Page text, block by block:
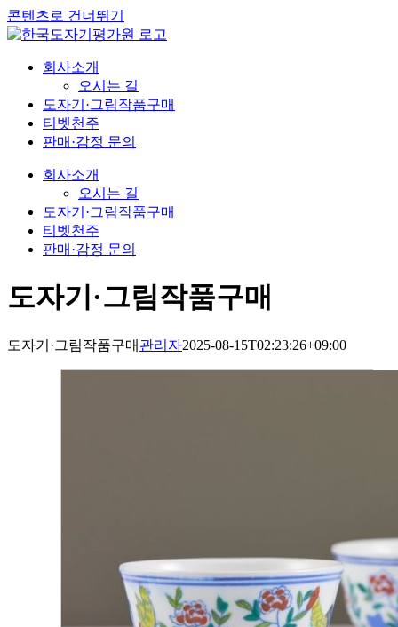
콘텐츠로 건너뛰기
회사소개
오시는 길
도자기·그림작품구매
티벳천주
판매·감정 문의
회사소개
오시는 길
도자기·그림작품구매
티벳천주
판매·감정 문의
도자기·그림작품구매
도자기·그림작품구매 관리자2025-08-15T02:23:26+09:00